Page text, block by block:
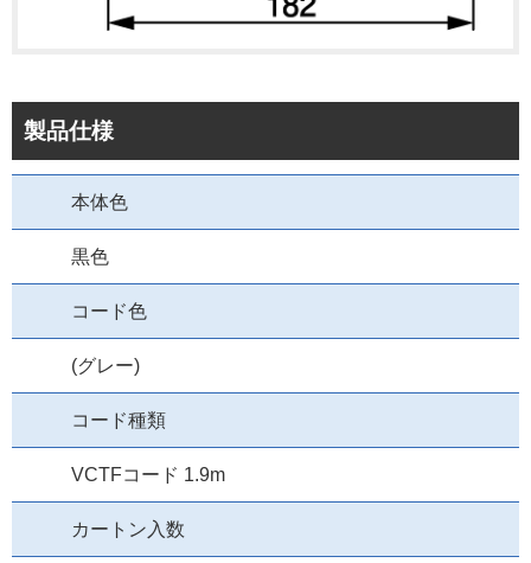
製品仕様
本体色
黒色
コード色
(グレー)
コード種類
VCTFコード 1.9m
カートン入数